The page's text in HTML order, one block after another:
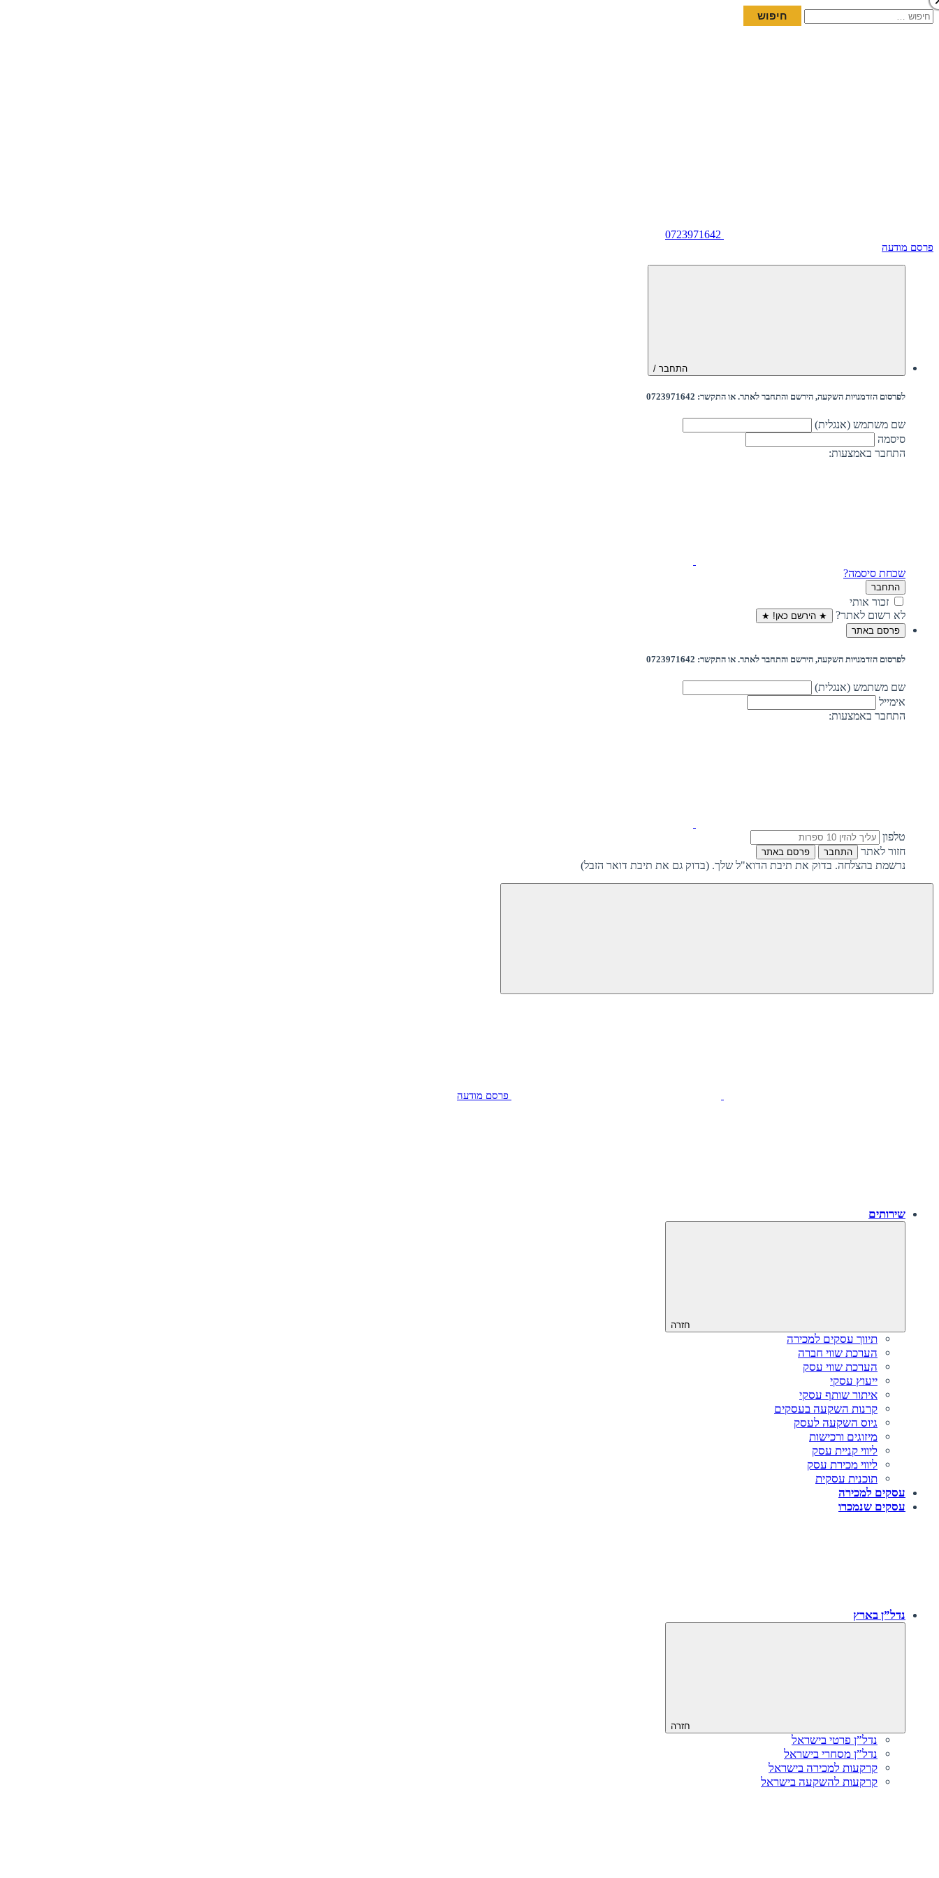
חיפוש:
0723971642
פרסם מודעה
התחבר /
לפרסום הזדמנויות השקעה, הירשם והתחבר לאתר. או התקשר: 0723971642
שם משתמש (אנגלית)
סיסמה
התחבר באמצעות:
שכחת סיסמה?
התחבר
זכור אותי
לא רשום לאתר?
★ הירשם כאן! ★
פרסם באתר
לפרסום הזדמנויות השקעה, הירשם והתחבר לאתר. או התקשר: 0723971642
שם משתמש (אנגלית)
אימייל
התחבר באמצעות:
טלפון
חזור לאתר
התחבר פרסם באתר
נרשמת בהצלחה. בדוק את תיבת הדוא"ל שלך. (בדוק גם את תיבת דואר הזבל)
פרסם מודעה
שירותים
חזרה
תיווך עסקים למכירה
הערכת שווי חברה
הערכת שווי עסק
ייעוץ עסקי
איתור שותף עסקי
קרנות השקעה בעסקים
גיוס השקעה לעסק‎‎
מיזוגים ורכישות
ליווי קניית עסק
ליווי מכירת עסק
תוכנית עסקית
עסקים למכירה
עסקים שנמכרו
נדל”ן בארץ
חזרה
נדל”ן פרטי בישראל
נדל”ן מסחרי בישראל
קרקעות למכירה בישראל
קרקעות להשקעה בישראל